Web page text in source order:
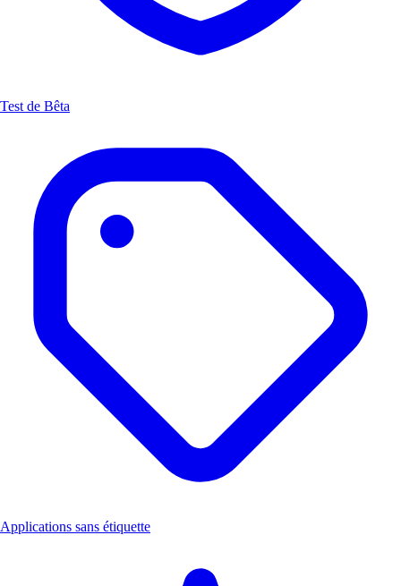
Test de Bêta
Applications sans étiquette